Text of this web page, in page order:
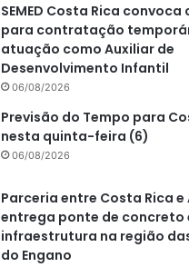
SEMED Costa Rica
para contratação
atuação como Auxiliar de
Desenvolvimento Infantil
06/08/2026
Previsão do Tempo para
nesta quinta-feira (6)
06/08/2026
Parceria entre Costa Rica
entrega ponte de concreto
infraestrutura na região
do Engano